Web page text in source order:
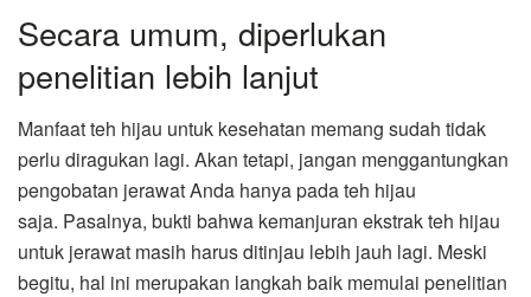
Secara umum, diperlukan
penelitian lebih lanjut
Manfaat teh hijau untuk kesehatan memang sudah tidak
perlu diragukan lagi. Akan tetapi, jangan menggantungkan
pengobatan jerawat Anda hanya pada teh hijau
saja. Pasalnya, bukti bahwa kemanjuran ekstrak teh hijau
untuk jerawat masih harus ditinjau lebih jauh lagi. Meski
begitu, hal ini merupakan langkah baik memulai penelitian